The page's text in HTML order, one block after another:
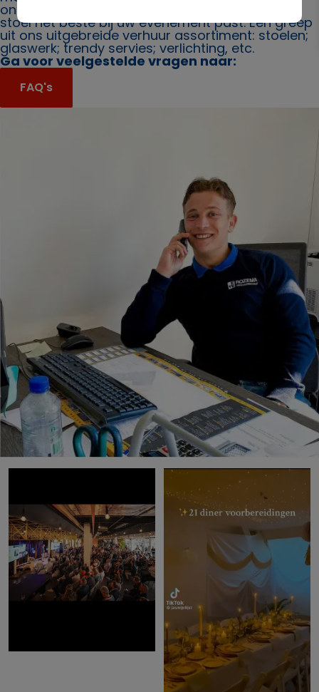
ons. Ook bieden wij u graag advies over welke
stoel het beste bij uw evenement past. Een greep
uit ons uitgebreide verhuur assortiment: stoelen;
glaswerk; trendy servies; verlichting, etc.
Ga voor veelgestelde vragen naar:
FAQ's